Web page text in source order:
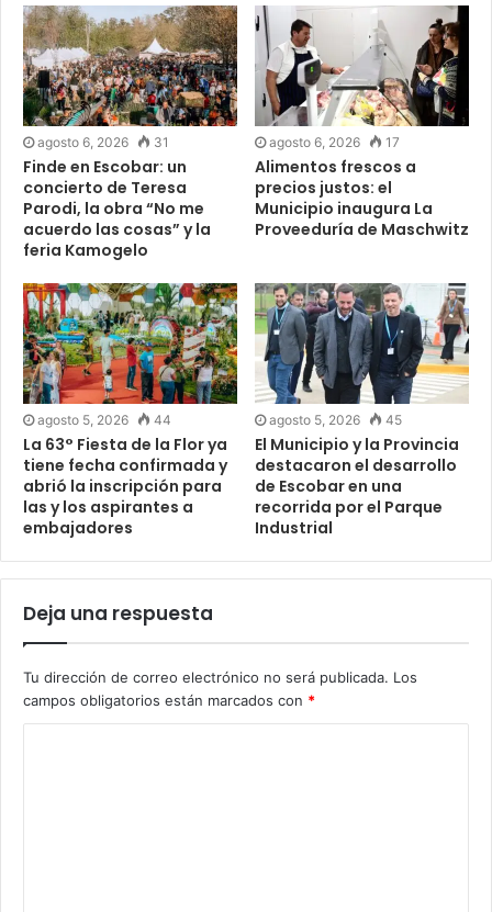
agosto 6, 2026 31
Finde en Escobar: un
concierto de Teresa
Parodi, la obra “No me
acuerdo las cosas” y la
feria Kamogelo
agosto 6, 2026 17
Alimentos frescos a
precios justos: el
Municipio inaugura La
Proveeduría de Maschwitz
agosto 5, 2026 44
La 63° Fiesta de la Flor ya
tiene fecha confirmada y
abrió la inscripción para
las y los aspirantes a
embajadores
agosto 5, 2026 45
El Municipio y la Provincia
destacaron el desarrollo
de Escobar en una
recorrida por el Parque
Industrial
Deja una respuesta
Tu dirección de correo electrónico no será publicada. Los
campos obligatorios están marcados con *